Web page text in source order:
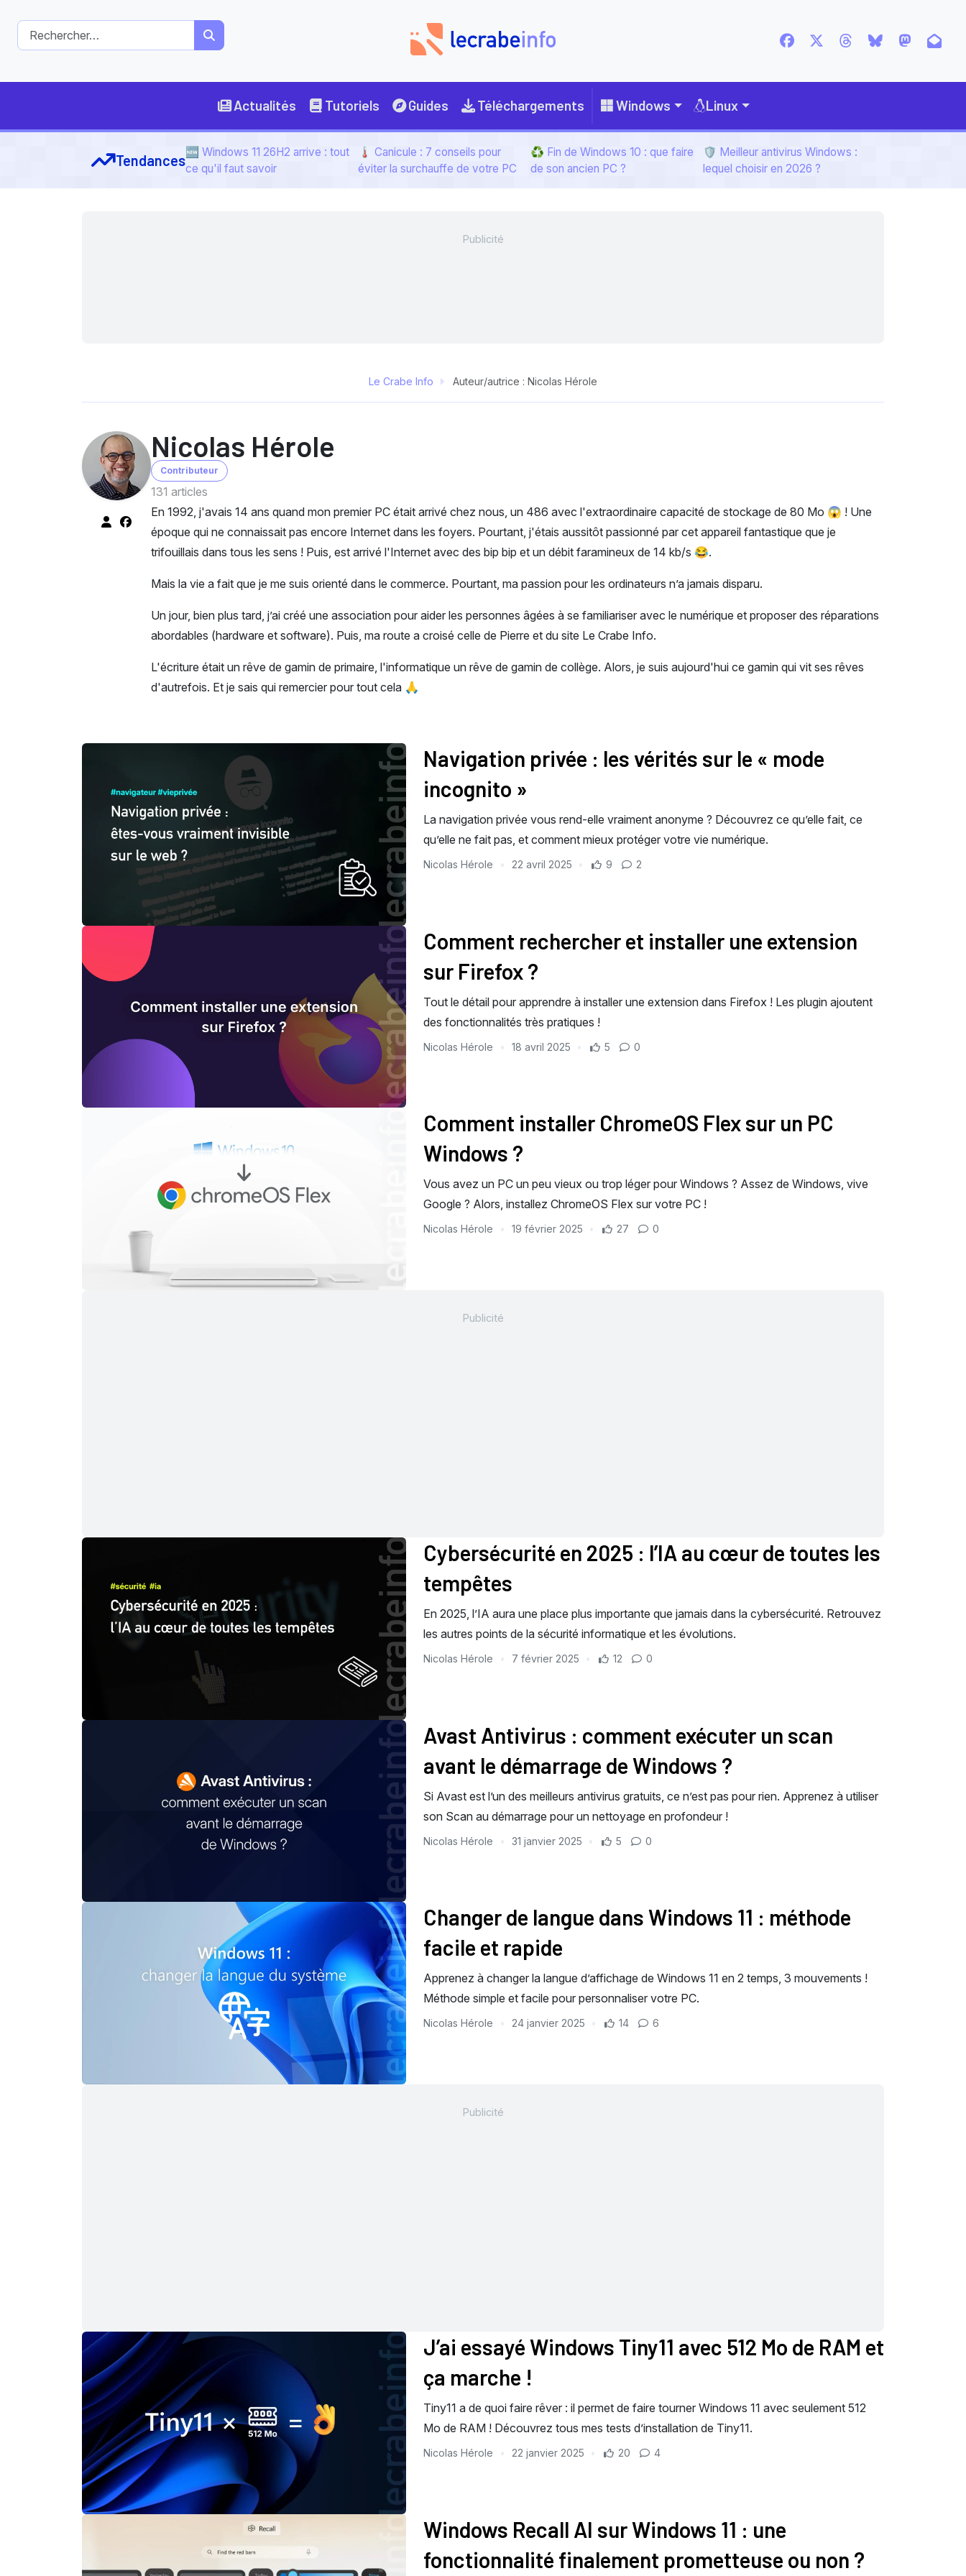
Actualités Tutoriels Guides Téléchargements Windows Linux
Tendances🆕 Windows 11 26H2 arrive : tout
ce qu'il faut savoir
🌡️ Canicule : 7 conseils pour
éviter la surchauffe de votre PC
♻️ Fin de Windows 10 : que faire
de son ancien PC ?
🛡️ Meilleur antivirus Windows :
lequel choisir en 2026 ?
Le Crabe Info Auteur/autrice : Nicolas Hérole
Nicolas Hérole
Contributeur
131 articles
En 1992, j'avais 14 ans quand mon premier PC était arrivé chez nous, un 486 avec l'extraordinaire capacité de stockage de 80 Mo 😱 ! Une
époque qui ne connaissait pas encore Internet dans les foyers. Pourtant, j'étais aussitôt passionné par cet appareil fantastique que je
trifouillais dans tous les sens ! Puis, est arrivé l'Internet avec des bip bip et un débit faramineux de 14 kb/s 😂.
Mais la vie a fait que je me suis orienté dans le commerce. Pourtant, ma passion pour les ordinateurs n’a jamais disparu.
Un jour, bien plus tard, j’ai créé une association pour aider les personnes âgées à se familiariser avec le numérique et proposer des réparations
abordables (hardware et software). Puis, ma route a croisé celle de Pierre et du site Le Crabe Info.
L'écriture était un rêve de gamin de primaire, l'informatique un rêve de gamin de collège. Alors, je suis aujourd'hui ce gamin qui vit ses rêves
d'autrefois. Et je sais qui remercier pour tout cela 🙏
Navigation privée : les vérités sur le « mode
incognito »
La navigation privée vous rend-elle vraiment anonyme ? Découvrez ce qu’elle fait, ce
qu’elle ne fait pas, et comment mieux protéger votre vie numérique.
Nicolas Hérole 22 avril 2025 9 2
Comment rechercher et installer une extension
sur Firefox ?
Tout le détail pour apprendre à installer une extension dans Firefox ! Les plugin ajoutent
des fonctionnalités très pratiques !
Nicolas Hérole 18 avril 2025 5 0
Comment installer ChromeOS Flex sur un PC
Windows ?
Vous avez un PC un peu vieux ou trop léger pour Windows ? Assez de Windows, vive
Google ? Alors, installez ChromeOS Flex sur votre PC !
Nicolas Hérole 19 février 2025 27 0
Cybersécurité en 2025 : l’IA au cœur de toutes les
tempêtes
En 2025, l’IA aura une place plus importante que jamais dans la cybersécurité. Retrouvez
les autres points de la sécurité informatique et les évolutions.
Nicolas Hérole 7 février 2025 12 0
Avast Antivirus : comment exécuter un scan
avant le démarrage de Windows ?
Si Avast est l’un des meilleurs antivirus gratuits, ce n’est pas pour rien. Apprenez à utiliser
son Scan au démarrage pour un nettoyage en profondeur !
Nicolas Hérole 31 janvier 2025 5 0
Changer de langue dans Windows 11 : méthode
facile et rapide
Apprenez à changer la langue d’affichage de Windows 11 en 2 temps, 3 mouvements !
Méthode simple et facile pour personnaliser votre PC.
Nicolas Hérole 24 janvier 2025 14 6
J’ai essayé Windows Tiny11 avec 512 Mo de RAM et
ça marche !
Tiny11 a de quoi faire rêver : il permet de faire tourner Windows 11 avec seulement 512
Mo de RAM ! Découvrez tous mes tests d’installation de Tiny11.
Nicolas Hérole 22 janvier 2025 20 4
Windows Recall AI sur Windows 11 : une
fonctionnalité finalement prometteuse ou non ?